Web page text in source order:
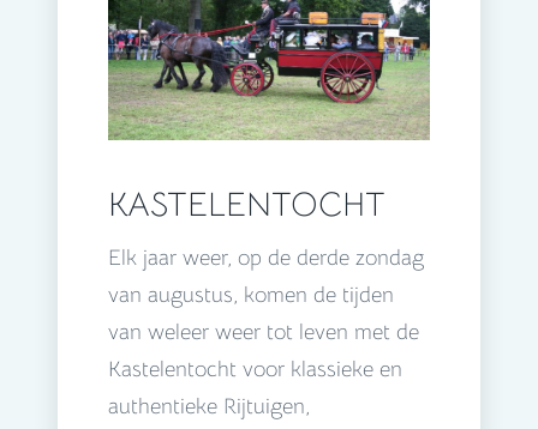
KASTELENTOCHT
Elk jaar weer, op de derde zondag
van augustus, komen de tijden
van weleer weer tot leven met de
Kastelentocht voor klassieke en
authentieke Rijtuigen,